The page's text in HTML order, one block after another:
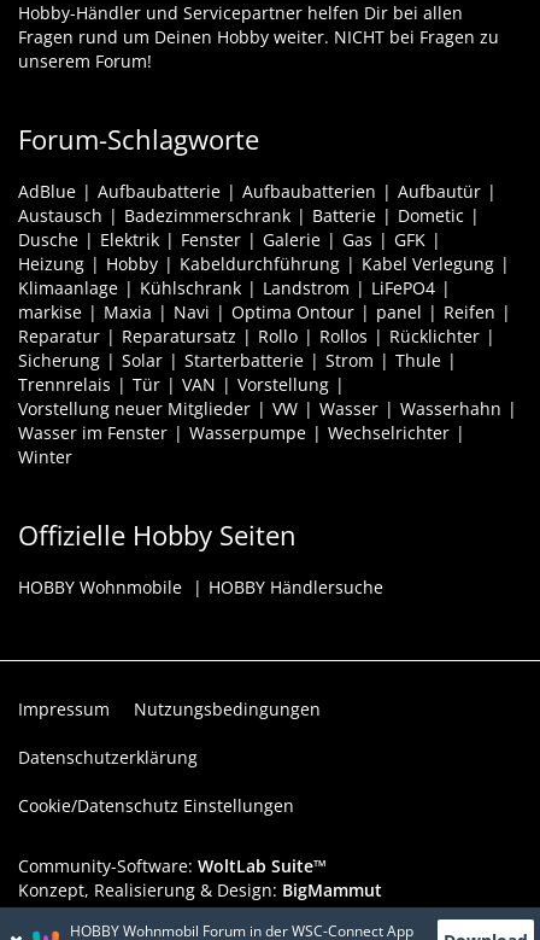
Hobby-Händler und Servicepartner helfen Dir bei allen
Fragen rund um Deinen Hobby weiter. NICHT bei Fragen zu
unserem Forum!
Forum-Schlagworte
AdBlue Aufbaubatterie Aufbaubatterien
Aufbautür
Austausch
Badezimmerschrank Batterie
Dometic
Dusche
Elektrik Fenster Galerie Gas
GFK
Heizung
Hobby Kabeldurchführung
Kabel Verlegung
Klimaanlage
Kühlschrank Landstrom
LiFePO4
markise
Maxia Navi Optima Ontour panel
Reifen
Reparatur
Reparatursatz Rollo Rollos
Rücklichter
Sicherung
Solar Starterbatterie Strom
Thule
Trennrelais
Tür VAN
Vorstellung
Vorstellung neuer Mitglieder
VW Wasser
Wasserhahn
Wasser im Fenster
Wasserpumpe
Wechselrichter
Winter
Offizielle Hobby Seiten
HOBBY Wohnmobile HOBBY Händlersuche
Impressum Nutzungsbedingungen
Datenschutzerklärung
Cookie/Datenschutz Einstellungen
Community-Software: WoltLab Suite™
Konzept, Realisierung & Design: BigMammut
HOBBY Wohnmobil Forum in der WSC-Connect App